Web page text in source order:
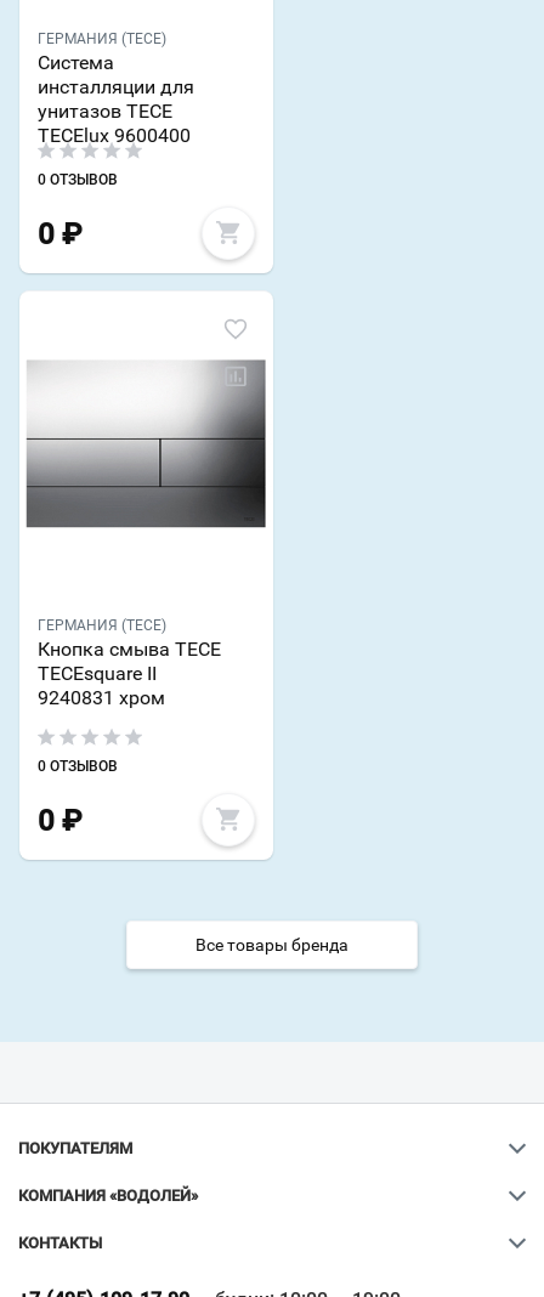
ГЕРМАНИЯ (TECE)
Система
инсталляции для
унитазов TECE
TECElux 9600400
0 ОТЗЫВОВ
0 ₽
ГЕРМАНИЯ (TECE)
Кнопка смыва TECE
TECEsquare II
9240831 хром
0 ОТЗЫВОВ
0 ₽
Все товары бренда
ПОКУПАТЕЛЯМ
КОМПАНИЯ «ВОДОЛЕЙ»
КОНТАКТЫ